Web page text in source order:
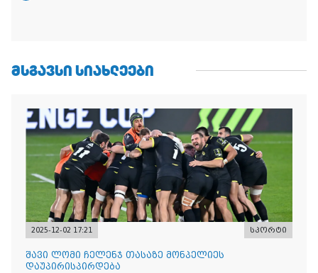
ᲛᲡᲒᲐᲕᲡᲘ ᲡᲘᲐᲮᲚᲔᲔᲑᲘ
2025-12-02 17:21 სპორტი
შავი ლომი ჩელენჯ თასაზე მონპელიეს
დაუპირისპირდება